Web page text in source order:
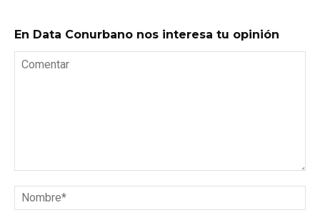
En Data Conurbano nos interesa tu opinión